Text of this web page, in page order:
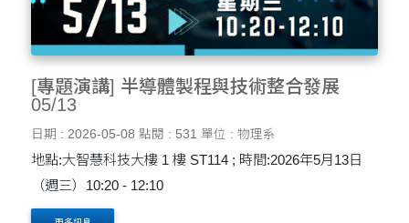
[專題演講] 半導體製程與技術整合發展
05/13
日期 : 2026-05-08 點閱 : 531 單位 : 物理系
地點:大智慧科技大樓 1 樓 ST114 ; 時間:2026年5月13日
（週三）10:20 - 12:10